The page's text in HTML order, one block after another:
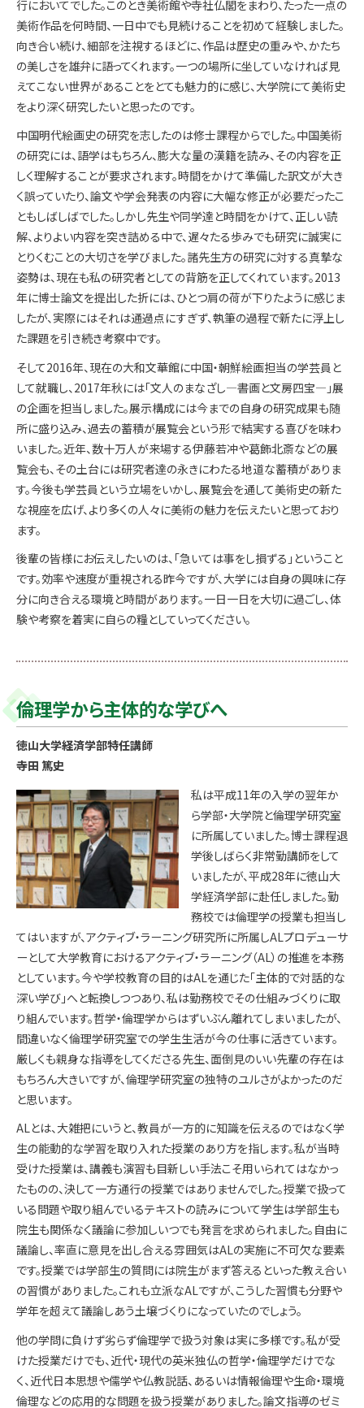
行においてでした。このとき美術館や寺社仏閣をまわり、たった一点の
美術作品を何時間、一日中でも見続けることを初めて経験しました。
向き合い続け、細部を注視するほどに、作品は歴史の重みや、かたち
の美しさを雄弁に語ってくれます。一つの場所に坐していなければ見
えてこない世界があることをとても魅力的に感じ、大学院にて美術史
をより深く研究したいと思ったのです。
中国明代絵画史の研究を志したのは修士課程からでした。中国美術
の研究には、語学はもちろん、膨大な量の漢籍を読み、その内容を正
しく理解することが要求されます。時間をかけて準備した訳文が大き
く誤っていたり、論文や学会発表の内容に大幅な修正が必要だったこ
ともしばしばでした。しかし先生や同学達と時間をかけて、正しい読
解、よりよい内容を突き詰める中で、遅々たる歩みでも研究に誠実に
とりくむことの大切さを学びました。諸先生方の研究に対する真摯な
姿勢は、現在も私の研究者としての背筋を正してくれています。2013
年に博士論文を提出した折には、ひとつ肩の荷が下りたように感じま
したが、実際にはそれは通過点にすぎず、執筆の過程で新たに浮上し
た課題を引き続き考察中です。
そして2016年、現在の大和文華館に中国・朝鮮絵画担当の学芸員と
して就職し、2017年秋には「文人のまなざし―書画と文房四宝―」展
の企画を担当しました。展示構成には今までの自身の研究成果も随
所に盛り込み、過去の蓄積が展覧会という形で結実する喜びを味わ
いました。近年、数十万人が来場する伊藤若冲や葛飾北斎などの展
覧会も、その土台には研究者達の永きにわたる地道な蓄積がありま
す。今後も学芸員という立場をいかし、展覧会を通して美術史の新た
な視座を広げ、より多くの人々に美術の魅力を伝えたいと思っており
ます。
後輩の皆様にお伝えしたいのは、「急いては事をし損ずる」ということ
です。効率や速度が重視される昨今ですが、大学には自身の興味に存
分に向き合える環境と時間があります。一日一日を大切に過ごし、体
験や考察を着実に自らの糧としていってください。
倫理学から主体的な学びへ
徳山大学経済学部特任講師
寺田 篤史
私は平成11年の入学の翌年か
ら学部・大学院と倫理学研究室
に所属していました。博士課程退
学後しばらく非常勤講師をして
いましたが、平成28年に徳山大
学経済学部に赴任しました。勤
務校では倫理学の授業も担当し
てはいますが、アクティブ・ラーニング研究所に所属しALプロデューサ
ーとして大学教育におけるアクティブ・ラーニング（AL）の推進を本務
としています。今や学校教育の目的はALを通じた「主体的で対話的な
深い学び」へと転換しつつあり、私は勤務校でその仕組みづくりに取
り組んでいます。哲学・倫理学からはずいぶん離れてしまいましたが、
間違いなく倫理学研究室での学生生活が今の仕事に活きています。
厳しくも親身な指導をしてくださる先生、面倒見のいい先輩の存在は
もちろん大きいですが、倫理学研究室の独特のユルさがよかったのだ
と思います。
ALとは、大雑把にいうと、教員が一方的に知識を伝えるのではなく学
生の能動的な学習を取り入れた授業のあり方を指します。私が当時
受けた授業は、講義も演習も目新しい手法こそ用いられてはなかっ
たものの、決して一方通行の授業ではありませんでした。授業で扱って
いる問題や取り組んでいるテキストの読みについて学生は学部生も
院生も関係なく議論に参加しいつでも発言を求められました。自由に
議論し、率直に意見を出し合える雰囲気はALの実施に不可欠な要素
です。授業では学部生の質問には院生がまず答えるといった教え合い
の習慣がありました。これも立派なALですが、こうした習慣も分野や
学年を超えて議論しあう土壌づくりになっていたのでしょう。
他の学問に負けず劣らず倫理学で扱う対象は実に多様です。私が受
けた授業だけでも、近代・現代の英米独仏の哲学・倫理学だけでな
く、近代日本思想や儒学や仏教説話、あるいは情報倫理や生命・環境
倫理などの応用的な問題を扱う授業がありました。論文指導のゼミ